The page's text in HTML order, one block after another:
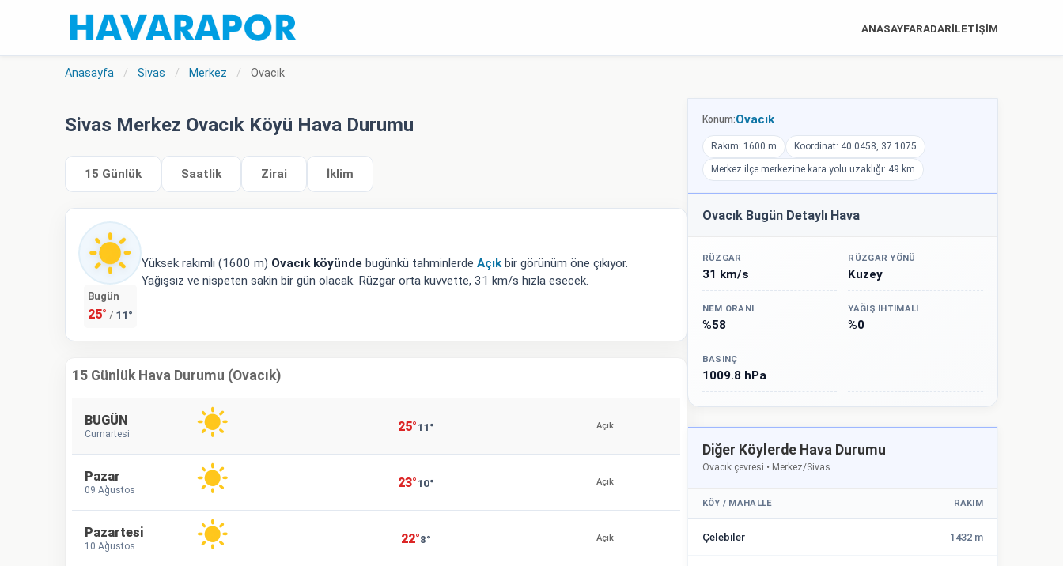
ANASAYFARADARİLETİŞİM
Anasayfa / Sivas / Merkez / Ovacık
Sivas Merkez Ovacık Köyü Hava Durumu
15 Günlük Saatlik Zirai İklim
Bugün
25° / 11°
Yüksek rakımlı (1600 m) Ovacık köyünde bugünkü tahminlerde Açık bir görünüm öne çıkıyor.
Yağışsız ve nispeten sakin bir gün olacak. Rüzgar orta kuvvette, 31 km/s hızla esecek.
15 Günlük Hava Durumu (Ovacık)
BUGÜN
Cumartesi 25°11° Açık
Pazar
09 Ağustos 23°10° Açık
Pazartesi
10 Ağustos 22°8° Açık
Konum:Ovacık
Rakım: 1600 m Koordinat: 40.0458, 37.1075
Merkez ilçe merkezine kara yolu uzaklığı: 49 km
Ovacık Bugün Detaylı Hava
RÜZGAR
31 km/s
RÜZGAR YÖNÜ
Kuzey
NEM ORANI
%58
YAĞIŞ İHTIMALI
%0
BASINÇ
1009.8 hPa
Diğer Köylerde Hava Durumu
Ovacık çevresi • Merkez/Sivas
KÖY / MAHALLE RAKIM
Çelebiler 1432 m